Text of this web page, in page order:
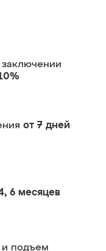
от 7 дней
6 месяцев
и подъем